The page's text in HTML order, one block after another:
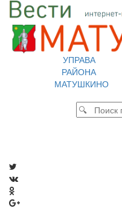
УПРАВА
РАЙОНА
МАТУШКИНО